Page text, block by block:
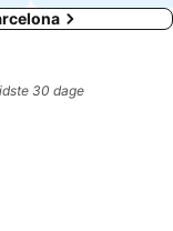
30 dage